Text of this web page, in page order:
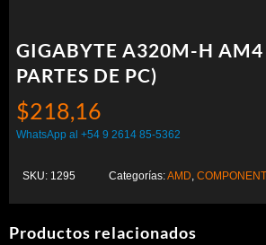
GIGABYTE A320M-H AM4
PARTES DE PC)
$218,16
WhatsApp al +54 9 2614 85-5362
SKU: 1295 Categorías:AMD
Productos relacionados